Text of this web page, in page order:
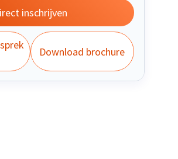
inschrijven
Download brochure